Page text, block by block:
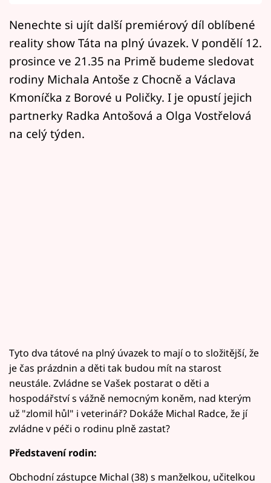
Přihlášení
Sledujte nás
Nenechte si ujít další premiérový díl oblíbené
reality show Táta na plný úvazek. V pondělí 12.
prosince ve 21.35 na Primě budeme sledovat
rodiny Michala Antoše z Chocně a Václava
Kmoníčka z Borové u Poličky. I je opustí jejich
partnerky Radka Antošová a Olga Vostřelová
na celý týden.
Tyto dva tátové na plný úvazek to mají o to složitější, že
je čas prázdnin a děti tak budou mít na starost
neustále. Zvládne se Vašek postarat o děti a
hospodářství s vážně nemocným koněm, nad kterým
už "zlomil hůl" i veterinář? Dokáže Michal Radce, že jí
zvládne v péči o rodinu plně zastat?
Představení rodin:
Obchodní zástupce Michal (38) s manželkou, učitelkou